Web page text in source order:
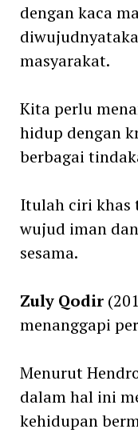
dengan kaca
masyarakat.
Kita perlu
hidup dengan
berbagai
Itulah ciri khas
wujud iman
sesama.
Zuly Qodir
menanggapi
Menurut
dalam hal ini
kehidupan